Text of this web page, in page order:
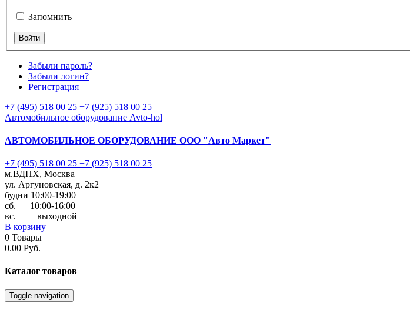
Запомнить
Забыли пароль?
Забыли логин?
Регистрация
+7 (495) 518 00 25 +7 (925) 518 00 25
Автомобильное оборудование Avto-hol
АВТОМОБИЛЬНОЕ ОБОРУДОВАНИЕ ООО "Авто Маркет"
+7 (495) 518 00 25 +7 (925) 518 00 25
м.ВДНХ, Москва
ул. Аргуновская, д. 2к2
будни 10:00-19:00
cб. 10:00-16:00
вс. выходной
В корзину
0 Товары
0.00 Руб.
Каталог товаров
Toggle navigation